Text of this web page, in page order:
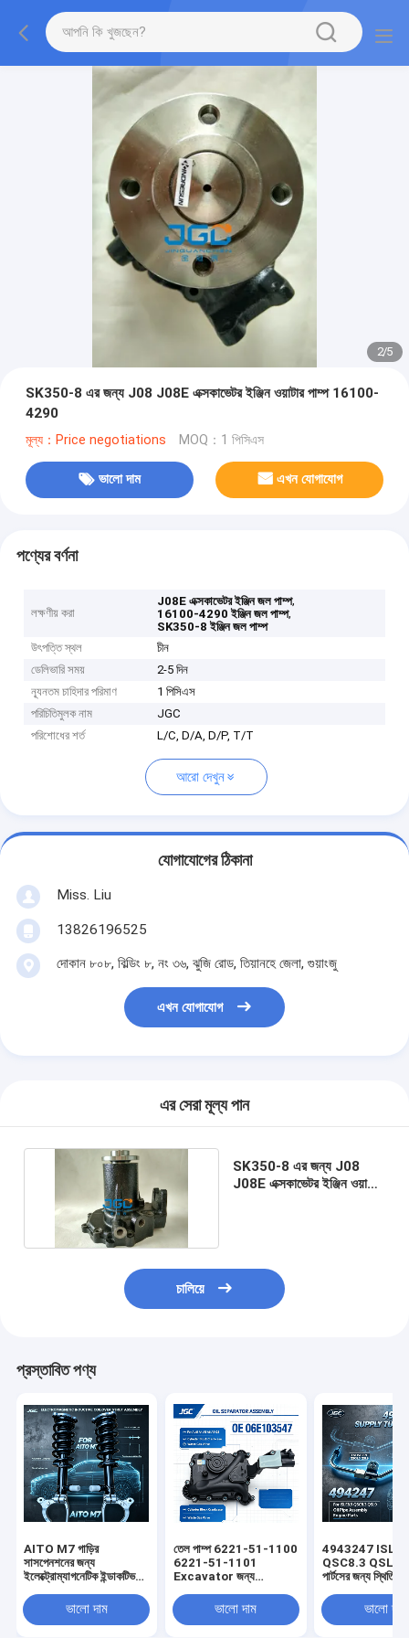
2/5
SK350-8 এর জন্য J08 J08E এক্সকাভেটর ইঞ্জিন ওয়াটার পাম্প 16100-
4290
মূল্য：Price negotiations MOQ：1 পিসিএস
ভালো দাম এখন যোগাযোগ
পণ্যের বর্ণনা
লক্ষণীয় করা
J08E এক্সকাভেটর ইঞ্জিন জল পাম্প,
16100-4290 ইঞ্জিন জল পাম্প,
SK350-8 ইঞ্জিন জল পাম্প
উৎপত্তি স্থল
চীন
ডেলিভারি সময়
2-5 দিন
ন্যূনতম চাহিদার পরিমাণ
1 পিসিএস
পরিচিতিমুলক নাম
JGC
পরিশোধের শর্ত
L/C, D/A, D/P, T/T
আরো দেখুন
যোগাযোগের ঠিকানা
Miss. Liu
13826196525
দোকান ৮০৮, বিল্ডিং ৮, নং ৩৬, ঝুজি রোড, তিয়ানহে জেলা, গুয়াংজু
এখন যোগাযোগ
এর সেরা মূল্য পান
SK350-8 এর জন্য J08
J08E এক্সকাভেটর ইঞ্জিন ওয়াটার
চালিয়ে
প্রস্তাবিত পণ্য
AITO M7 গাড়ির
সাসপেনশনের জন্য
ইলেক্ট্রোম্যাগনেটিক ইন্ডাকটিভ
অ্যাসেম্বলি, অ্যাডজাস্টেবল
ড্যাম্পিং শক অ্যাবজরবার সহ
ভালো দাম
তেল পাম্প 6221-51-1100
6221-51-1101
Excavator জন্য
ভালো দাম
4943247 ISLE8.9
QSC8.3 QSL9
পার্টসের জন্য স্থিতিশীল
পাইপ ফুয়েল সাপ্লাই
অ্যাসেম্বলি
ভালো দাম